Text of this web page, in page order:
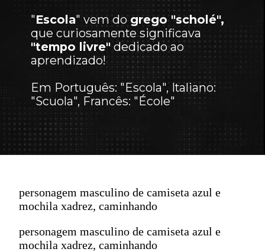
"Escola" vem do grego "scholé",
que curiosamente significava
"tempo livre" dedicado ao
aprendizado!
Em Português: "Escola", Italiano:
"Scuola", Francês: "École"
personagem masculino de camiseta azul e
mochila xadrez, caminhando
personagem masculino de camiseta azul e
mochila xadrez, caminhando